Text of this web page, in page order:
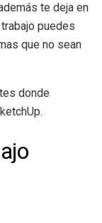
te deja en
puedes
que no sean
donde